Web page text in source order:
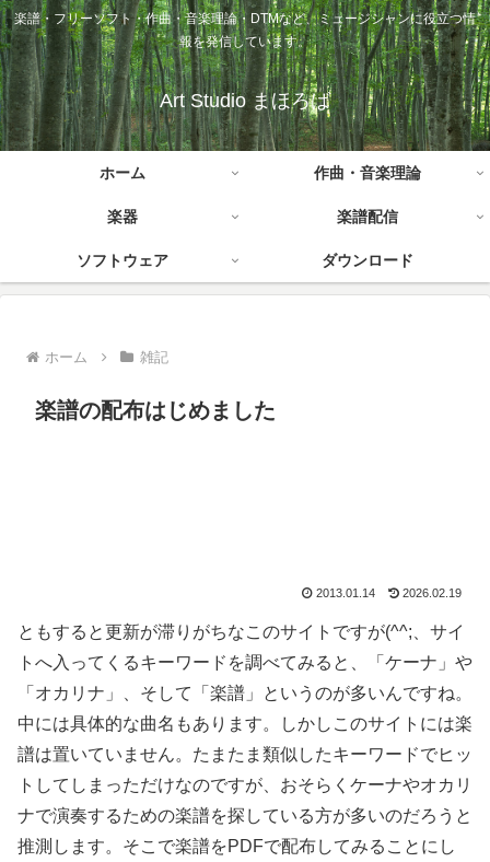
楽譜・フリーソフト・作曲・音楽理論・DTMなど、ミュージシャンに役立つ情
報を発信しています。
Art Studio まほろば
ホーム 作曲・音楽理論
楽器 楽譜配信
ソフトウェア ダウンロード
ホーム 雑記
楽譜の配布はじめました
2013.01.14 2026.02.19
ともすると更新が滞りがちなこのサイトですが(^^;、サイ
トへ入ってくるキーワードを調べてみると、「ケーナ」や
「オカリナ」、そして「楽譜」というのが多いんですね。
中には具体的な曲名もあります。しかしこのサイトには楽
譜は置いていません。たまたま類似したキーワードでヒッ
トしてしまっただけなのですが、おそらくケーナやオカリ
ナで演奏するための楽譜を探している方が多いのだろうと
推測します。そこで楽譜をPDFで配布してみることにし